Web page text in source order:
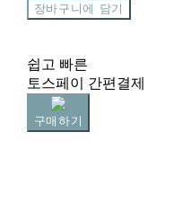
장바구니에 담기
쉽고 빠른
토스페이 간편결제
구매하기